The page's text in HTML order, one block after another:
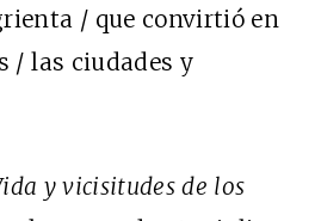
/ que convirtió en
/ las ciudades y
y vicisitudes de los